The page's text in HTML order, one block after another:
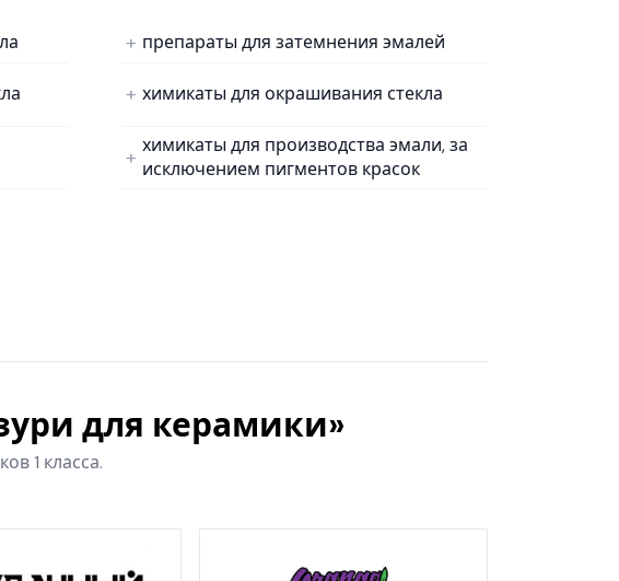
препараты для затемнения эмалей
химикаты для окрашивания стекла
химикаты для производства эмали, за
исключением пигментов красок
для керамики»
1 класса.